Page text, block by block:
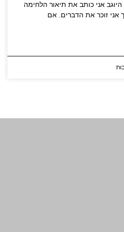
אני כותב את תיאור הלחימה
מ 37 שנה. כך אני זוכר את הדברים. אם